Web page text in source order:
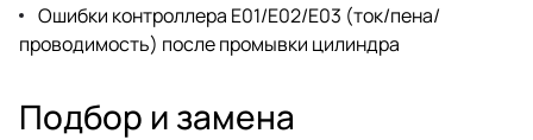
Ошибки контроллера E01/E02/E03 (ток/пена/
проводимость) после промывки цилиндра
Подбор и замена